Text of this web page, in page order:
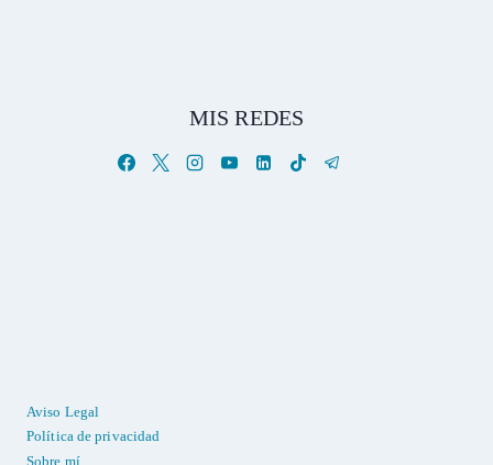
MIS REDES
Aviso Legal
Política de privacidad
Sobre mí